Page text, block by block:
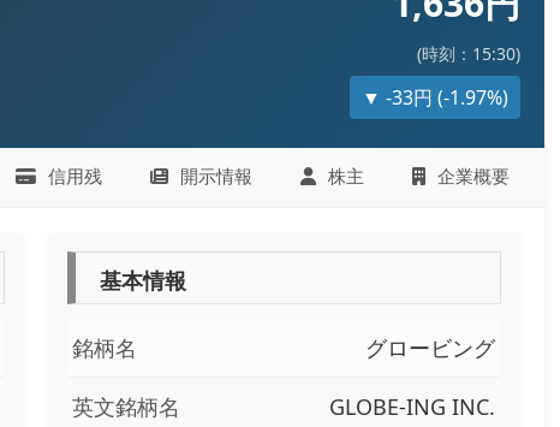
(時刻：15:30)
▼ -33円 (-1.97%)
信用残 開示情報 株主 企業概要
基本情報
銘柄名 グロービング
英文銘柄名 GLOBE-ING INC.